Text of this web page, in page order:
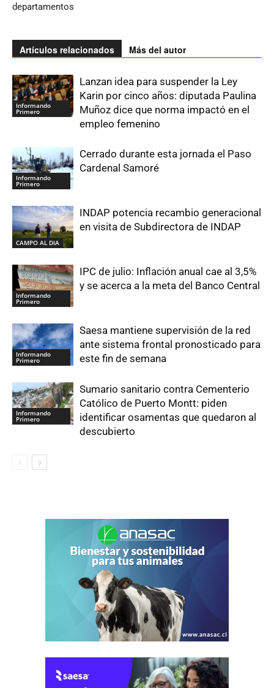
departamentos
Artículos relacionados Más del autor
Informando
Primero
Lanzan idea para suspender la Ley
Karin por cinco años: diputada Paulina
Muñoz dice que norma impactó en el
empleo femenino
Informando
Primero
Cerrado durante esta jornada el Paso
Cardenal Samoré
CAMPO AL DIA
INDAP potencia recambio generacional
en visita de Subdirectora de INDAP
Informando
Primero
IPC de julio: Inflación anual cae al 3,5%
y se acerca a la meta del Banco Central
Informando
Primero
Saesa mantiene supervisión de la red
ante sistema frontal pronosticado para
este fin de semana
Informando
Primero
Sumario sanitario contra Cementerio
Católico de Puerto Montt: piden
identificar osamentas que quedaron al
descubierto